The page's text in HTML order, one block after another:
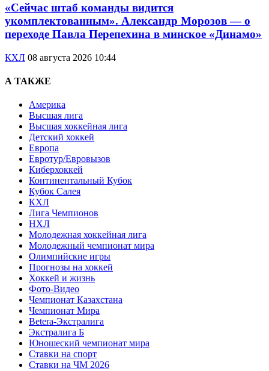
«Сейчас штаб команды видится
укомплектованным». Александр Морозов — о
переходе Павла Перепехина в минское «Динамо»
КХЛ 08 августа 2026 10:44
А ТАКЖЕ
Америка
Высшая лига
Высшая хоккейная лига
Детский хоккей
Европа
Евротур/Евровызов
Киберхоккей
Континентальный Кубок
Кубок Салея
КХЛ
Лига Чемпионов
НХЛ
Молодежная хоккейная лига
Молодежный чемпионат мира
Олимпийские игры
Прогнозы на хоккей
Хоккей и жизнь
Фото-Видео
Чемпионат Казахстана
Чемпионат Мира
Betera-Экстралига
Экстралига Б
Юношеский чемпионат мира
Ставки на спорт
Ставки на ЧМ 2026